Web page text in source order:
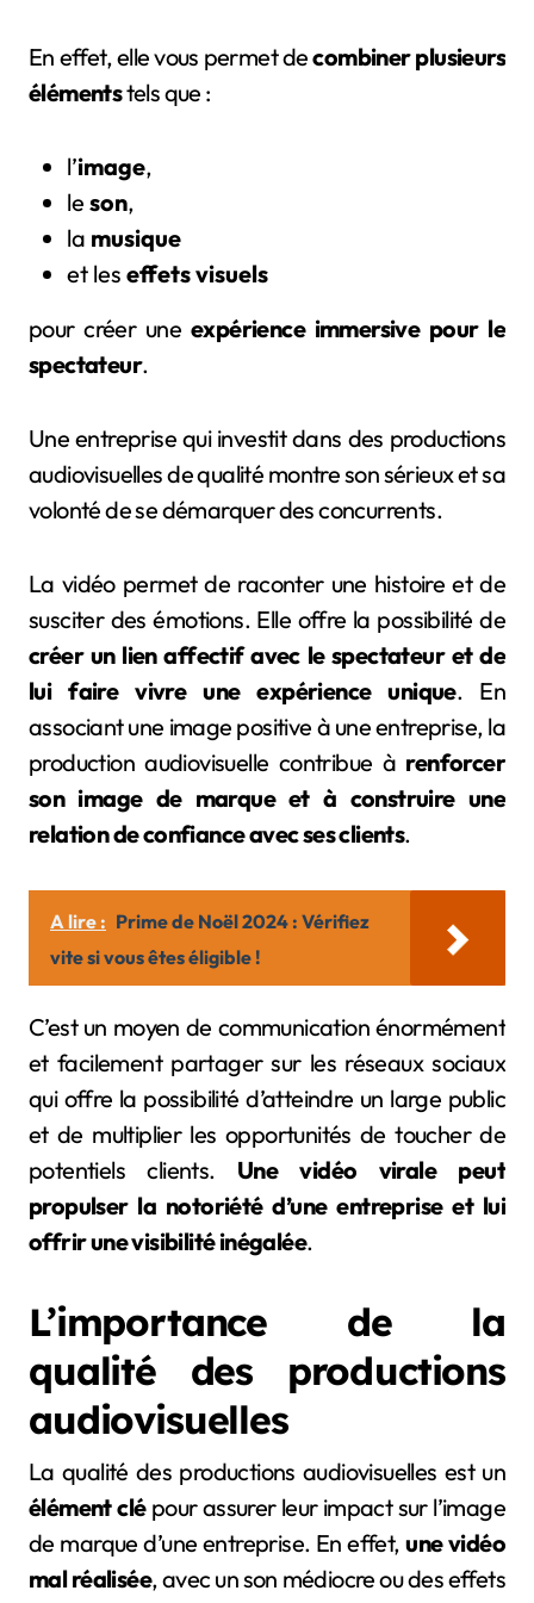
En effet, elle vous permet decombiner plusieurs
élémentstels que :
l’image,
le son,
la musique
et les effets visuels
pour créer une expérience immersive pour le
spectateur.
Une entreprise qui investit dans des productions
audiovisuelles de qualité montre son sérieux et sa
volonté de se démarquer des concurrents.
La vidéo permet de raconter une histoire et de
susciter des émotions. Elle offre la possibilité de
créer un lien affectif avec le spectateur et de
lui faire vivre une expérience unique. En
associant une image positive à une entreprise, la
production audiovisuelle contribue à renforcer
son image de marque et à construire une
relation de confiance avec ses clients.
A lire : Prime de Noël 2024 : Vérifiez
vite si vous êtes éligible !
C’est un moyen de communication énormément
et facilement partager sur les réseaux sociaux
qui offre la possibilité d’atteindre un large public
et de multiplier les opportunités de toucher de
potentiels clients. Une vidéo virale peut
propulser la notoriété d’une entreprise et lui
offrir une visibilité inégalée.
L’importance de la
qualité des productions
audiovisuelles
La qualité des productions audiovisuelles est un
élément clépour assurer leur impact sur l’image
de marque d’une entreprise. En effet,une vidéo
mal réalisée, avec un son médiocre ou des effets